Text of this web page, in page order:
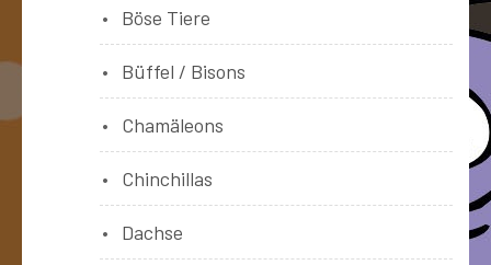
Böse Tiere
Büffel / Bisons
Chamäleons
Chinchillas
Dachse